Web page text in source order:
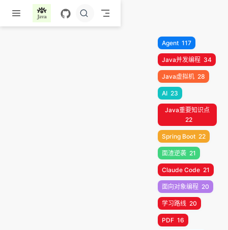
跳至主要內容
Agent 117
Java并发编程 34
Java虚拟机 28
AI 23
Java重要知识点
22
Spring Boot 22
面渣逆袭 21
Claude Code 21
面向对象编程 20
学习路线 20
PDF 16